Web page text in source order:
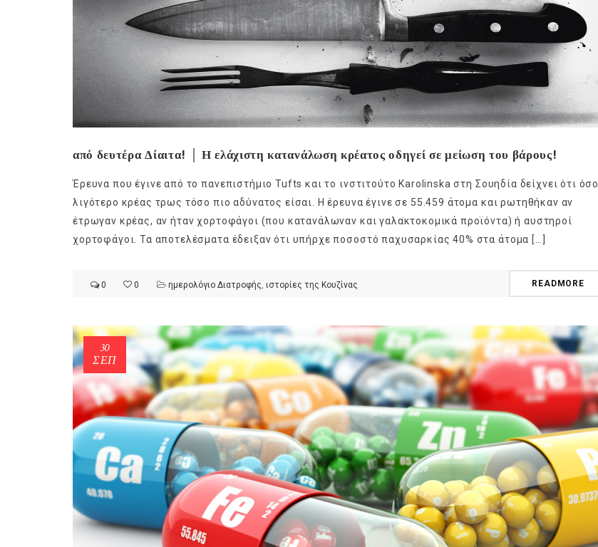
από δευτέρα Δίαιτα! │ Η ελάχιστη κατανάλωση κρέατος οδηγεί σε μείωση του βάρους!
Έρευνα που έγινε από το πανεπιστήμιο Tufts και το ινστιτούτο Karolinska στη Σουηδία δείχνει ότι όσο
λιγότερο κρέας τρως τόσο πιο αδύνατος είσαι. Η έρευνα έγινε σε 55.459 άτομα και ρωτηθήκαν αν
έτρωγαν κρέας, αν ήταν χορτοφάγοι (που κατανάλωναν και γαλακτοκομικά προϊόντα) ή αυστηροί
χορτοφάγοι. Τα αποτελέσματα έδειξαν ότι υπήρχε ποσοστό παχυσαρκίας 40% στα άτομα […]
0 0 ημερολόγιο Διατροφής, ιστορίες της Κουζίνας READMORE
30
ΣΕΠ